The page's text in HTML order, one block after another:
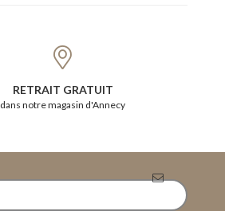
RETRAIT GRATUIT
dans notre magasin d'Annecy